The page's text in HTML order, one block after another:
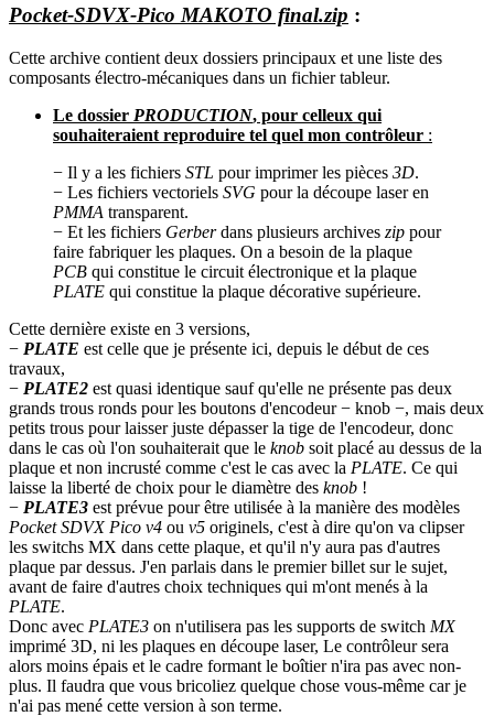
Pocket-SDVX-Pico MAKOTO final.zip :
Cette archive contient deux dossiers principaux et une liste des
composants électro-mécaniques dans un fichier tableur.
Le dossier PRODUCTION, pour celleux qui
souhaiteraient reproduire tel quel mon contrôleur :
− Il y a les fichiers STL pour imprimer les pièces 3D.
− Les fichiers vectoriels SVG pour la découpe laser en
PMMA transparent.
− Et les fichiers Gerberdans plusieurs archives zip pour
faire fabriquer les plaques. On a besoin de la plaque
PCB qui constitue le circuit électronique et la plaque
PLATE qui constitue la plaque décorative supérieure.
Cette dernière existe en 3 versions,
− PLATE est celle que je présente ici, depuis le début de ces
travaux,
− PLATE2 est quasi identique sauf qu'elle ne présente pas deux
grands trous ronds pour les boutons d'encodeur − knob −, mais deux
petits trous pour laisser juste dépasser la tige de l'encodeur, donc
dans le cas où l'on souhaiterait que le knob soit placé au dessus de la
plaque et non incrusté comme c'est le cas avec la PLATE. Ce qui
laisse la liberté de choix pour le diamètre des knob !
− PLATE3 est prévue pour être utilisée à la manière des modèles
Pocket SDVX Pico v4 ou v5 originels, c'est à dire qu'on va clipser
les switchs MX dans cette plaque, et qu'il n'y aura pas d'autres
plaque par dessus. J'en parlais dans le premier billet sur le sujet,
avant de faire d'autres choix techniques qui m'ont menés à la
PLATE.
Donc avec PLATE3 on n'utilisera pas les supports de switch MX
imprimé 3D, ni les plaques en découpe laser, Le contrôleur sera
alors moins épais et le cadre formant le boîtier n'ira pas avec non-
plus. Il faudra que vous bricoliez quelque chose vous-même car je
n'ai pas mené cette version à son terme.